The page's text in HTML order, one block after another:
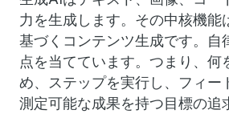
力を生成します。その中核機能
基づくコンテンツ生成です。自
点を当てています。つまり、何
め、ステップを実行し、フィー
測定可能な成果を持つ目標の追